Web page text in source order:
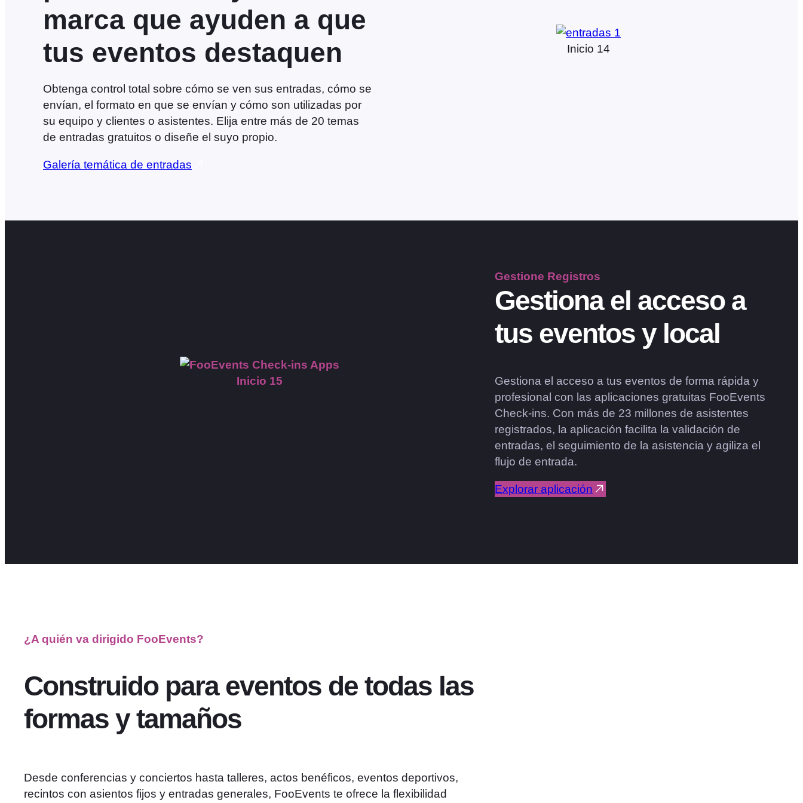
marca que ayuden a que
tus eventos destaquen
Obtenga control total sobre cómo se ven sus entradas, cómo se
envían, el formato en que se envían y cómo son utilizadas por
su equipo y clientes o asistentes. Elija entre más de 20 temas
de entradas gratuitos o diseñe el suyo propio.
Galería temática de entradas
Inicio 14
Inicio 15
Gestione Registros
Gestiona el acceso a
tus eventos y local
Gestiona el acceso a tus eventos de forma rápida y
profesional con las aplicaciones gratuitas FooEvents
Check-ins. Con más de 23 millones de asistentes
registrados, la aplicación facilita la validación de
entradas, el seguimiento de la asistencia y agiliza el
flujo de entrada.
Explorar aplicación
¿A quién va dirigido FooEvents?
Construido para eventos de todas las
formas y tamaños
Desde conferencias y conciertos hasta talleres, actos benéficos, eventos deportivos,
recintos con asientos fijos y entradas generales, FooEvents te ofrece la flexibilidad